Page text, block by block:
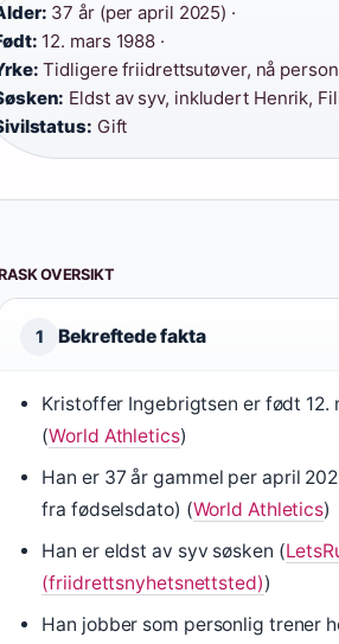
37 år (per april 2025) ·
12. mars 1988 ·
Tidligere friidrettsutøver, nå
Eldst av syv, inkludert Henrik,
Gift
OVERSIKT
1 Bekreftede fakta
Kristoffer Ingebrigtsen er født 12.
(World Athletics)
Han er 37 år gammel per april
fra fødselsdato) (World Athletics)
Han er eldst av syv søsken (
(friidrettsnyhetsnettsted))
Han jobber som personlig trener